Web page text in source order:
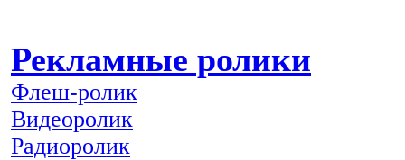
Рекламные ролики
Флеш-ролик
Видеоролик
Радиоролик